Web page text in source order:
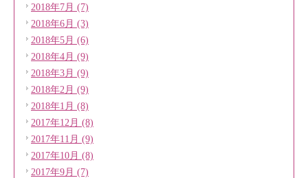
2018年7月 (7)
2018年6月 (3)
2018年5月 (6)
2018年4月 (9)
2018年3月 (9)
2018年2月 (9)
2018年1月 (8)
2017年12月 (8)
2017年11月 (9)
2017年10月 (8)
2017年9月 (7)